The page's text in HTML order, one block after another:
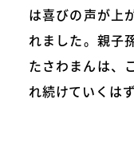
は喜びの声が上
れました。親子
たさわまんは、
れ続けていくはず